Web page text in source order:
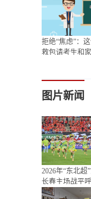
拒绝“焦虑”：
救包请考生和
图片新闻
2026年“东北超”
长春主场战平